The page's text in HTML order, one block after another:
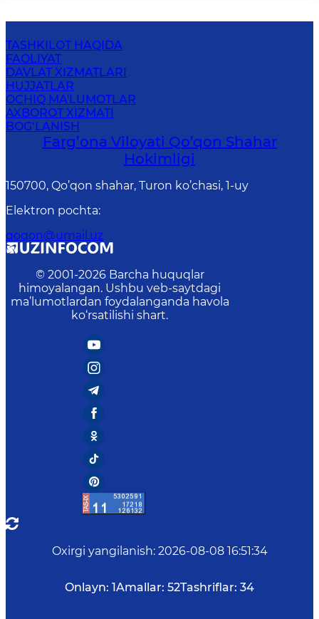
TASHKILOT HAQIDA
FAOLIYAT
DAVLAT XIZMATLARI
HUJJATLAR
OCHIQ MA'LUMOTLAR
AXBOROT XIZMATI
BOG‘LANISH
Farg’оnа Vilоyati Qo’qon Shahar
Hоkimligi
150700, Qo’qon shahar, Turon ko’chasi, 1-uy
Elektron pochta:
qoqon@umail.uz
© 2001-2026 Barcha huquqlar
himoyalangan. Ushbu veb-saytdagi
ma’lumotlardan foydalanganda havola
ko‘rsatilishi shart.
Oxirgi yangilanish: 2026-08-08 16:51:34
Onlayn: 1Amallar: 52Tashriflar: 34